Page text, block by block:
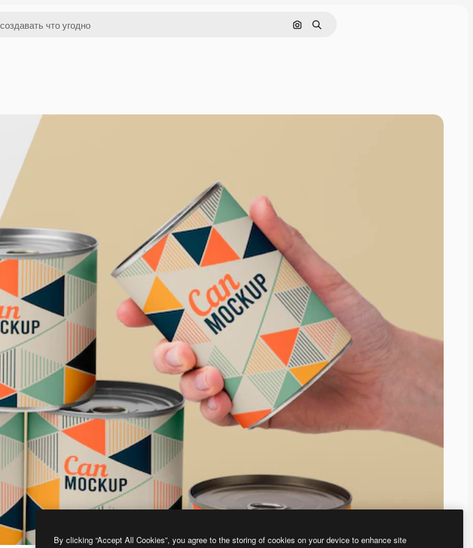
Поиск по изображению
Поиск
By clicking “Accept All Cookies”, you agree to the storing of cookies on your device to enhance site